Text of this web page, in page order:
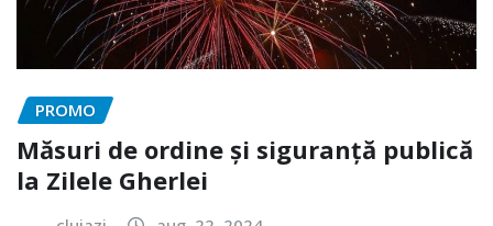
PROMO
Măsuri de ordine și siguranță publică
la Zilele Gherlei